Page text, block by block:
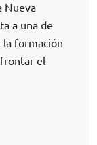
Nueva
a una de
la formación
el